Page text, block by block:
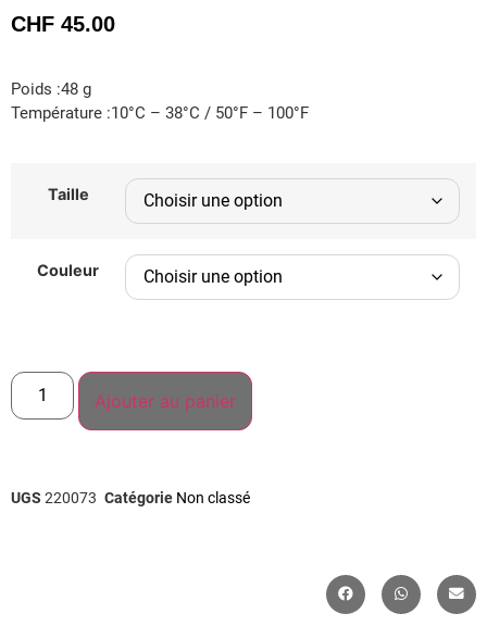
CHF 45.00
Poids :48 g
Température :10°C – 38°C / 50°F – 100°F
Taille
Couleur
Ajouter au panier
UGS 220073 Catégorie Non classé